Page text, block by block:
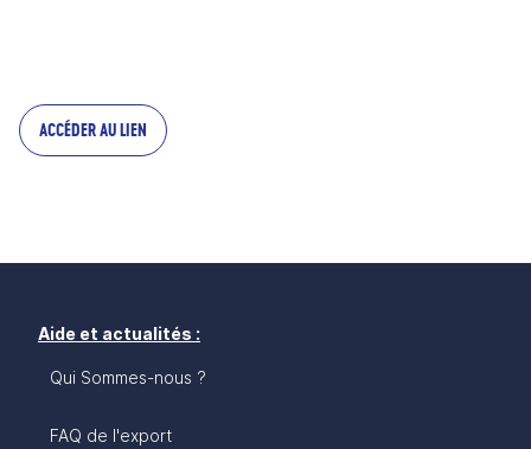
ACCÉDER AU LIEN
Aide et actualités :
Qui Sommes-nous ?
FAQ de l'export